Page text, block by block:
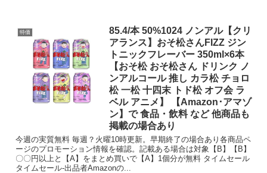
特価
85.4/本 50%1024 ノンアル【クリ
アランス】おそ松さんFIZZ ジン
トニックフレーバー 350ml×6本
【おそ松 おそ松さん ドリンク ノ
ンアルコール 推し カラ松 チョロ
松 一松 十四末 トド松 オフ会 ラ
ベル アニメ】 【Amazon･アマゾ
ン】で 食品・飲料 など 他商品も
掲載の場合あり
今週の実質無料 毎週？火曜10時更新。早期終了の場合あり各商品ペ
ージのプロモーション情報を確認。記載ある場合は対象【B】【B】
〇〇円以上と【A】をまとめ買いで【A】1個分が無料 タイムセール
タイムセール-出品者Amazonの...